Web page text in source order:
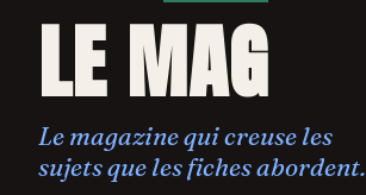
LE MAG
Le magazine qui creuse les
sujets que les fiches abordent.